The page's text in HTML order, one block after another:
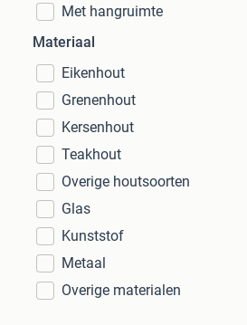
Met hangruimte
Materiaal
Eikenhout
Grenenhout
Kersenhout
Teakhout
Overige houtsoorten
Glas
Kunststof
Metaal
Overige materialen